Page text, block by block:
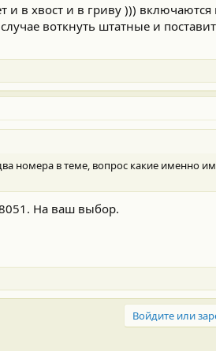
и в хвост и в гриву )))
воткнуть штатные и
номера в теме, вопрос какие именно
На ваш выбор.
Войдите или